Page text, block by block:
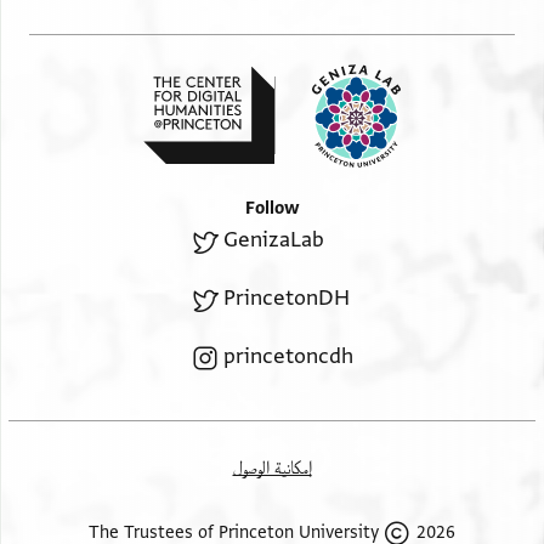
Follow
GenizaLab
PrincetonDH
princetoncdh
إمكانية الوصول
2026 The Trustees of Princeton University